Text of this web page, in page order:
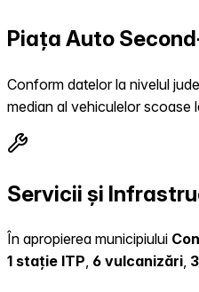
Piața Auto
Conform datelor la nivelul
median al vehiculelor scoase
Servicii și
În apropierea municipiului
1 stație ITP, 6 vulcanizări,